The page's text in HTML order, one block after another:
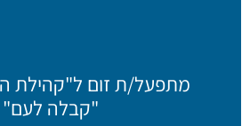
מתפעל/ת זום ל"קהילת
"קבלה לעם"